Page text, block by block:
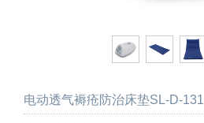
电动透气褥疮防治床垫SL-D-131